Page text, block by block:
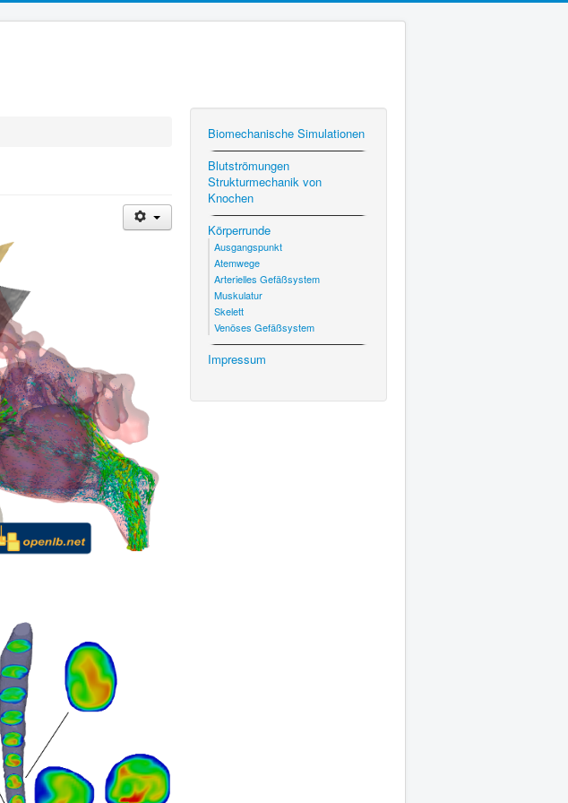
Bio­mech­anis­che Simulationen
Blut­strö­mungen
Struk­turmechanik von
Knochen
Kör­per­runde
Aus­gangspunkt
Atemwege
Arterielles Gefäßsys­tem
Musku­latur
Skelett
Venöses Gefäßsys­tem
Impres­sum